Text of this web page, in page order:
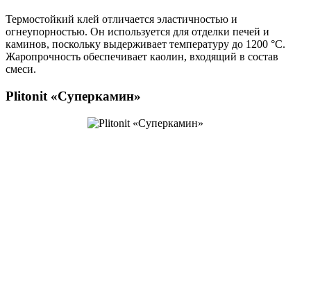
Термостойкий клей отличается эластичностью и
огнеупорностью. Он используется для отделки печей и
каминов, поскольку выдерживает температуру до 1200 °С.
Жаропрочность обеспечивает каолин, входящий в состав
смеси.
Plitonit «Суперкамин»